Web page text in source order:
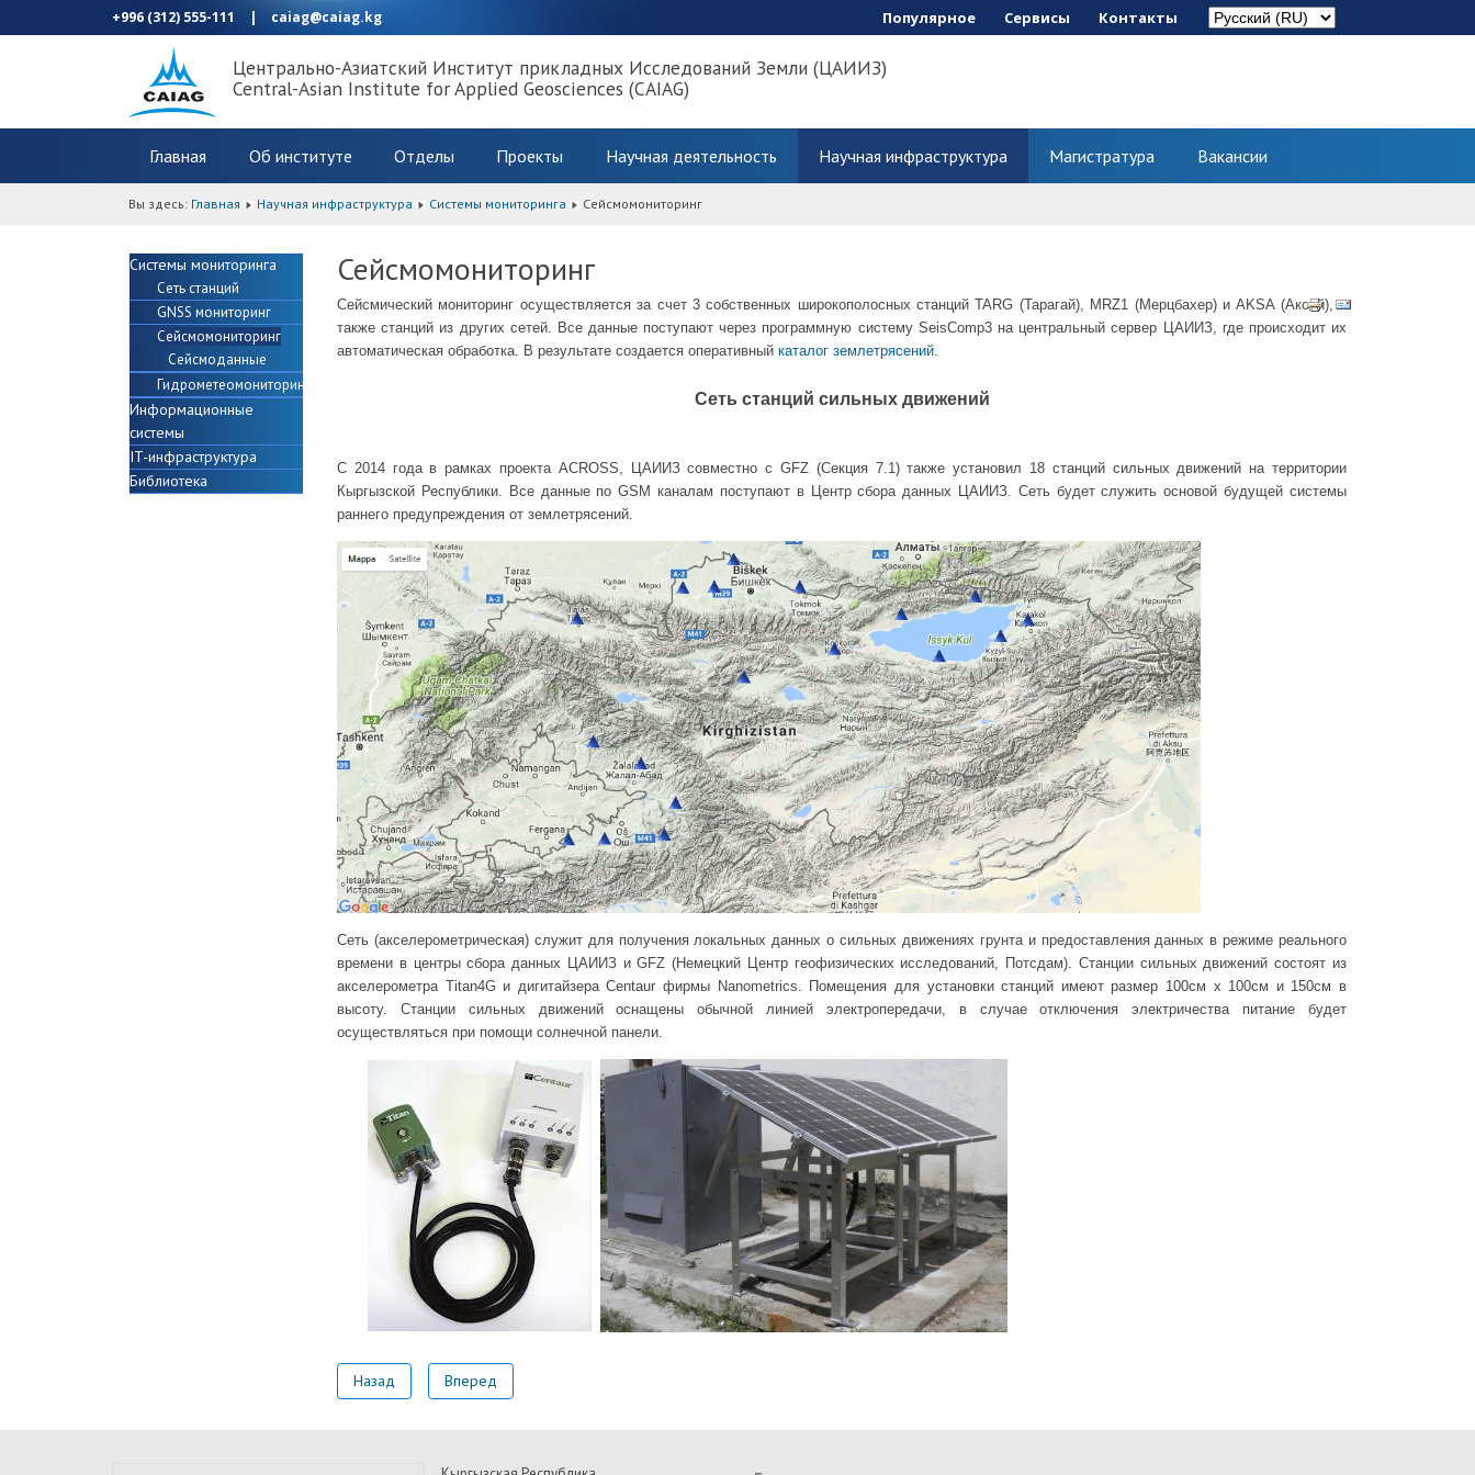
+996 (312) 555-111 | caiag@caiag.kg Популярное Сервисы Контакты
Центрально-Азиатский Институт прикладных Исследований Земли (ЦАИИЗ)
Central-Asian Institute for Applied Geosciences (CAIAG)
Главная Об институте Отделы Проекты Научная деятельность Научная инфраструктура Магистратура Вакансии
Вы здесь: Главная Научная инфраструктура Системы мониторинга Сейсмомониторинг
Системы мониторинга
Сеть станций
GNSS мониторинг
Сейсмомониторинг
Сейсмоданные
Гидрометеомониторинг
Информационные
системы
IT-инфраструктура
Библиотека
Сейсмомониторинг
Сейсмический мониторинг осуществляется за счет 3 собственных широкополосных станций TARG (Тарагай), MRZ1 (Мерцбахер) и AKSA (Аксай), а
также станций из других сетей. Все данные поступают через программную систему SeisComp3 на центральный сервер ЦАИИЗ, где происходит их
автоматическая обработка. В результате создается оперативный каталог землетрясений
Сеть станций сильных движений
С 2014 года в рамках проекта ACROSS, ЦАИИЗ совместно с GFZ (Секция 7.1) также установил 18 станций сильных движений на территории
Кыргызской Республики. Все данные по GSM каналам поступают в Центр сбора данных ЦАИИЗ. Сеть будет служить основой будущей системы
раннего предупреждения от землетрясений.
Сеть (акселерометрическая) служит для получения локальных данных о сильных движениях грунта и предоставления данных в режиме реального
времени в центры сбора данных ЦАИИЗ и GFZ (Немецкий Центр геофизических исследований, Потсдам). Станции сильных движений состоят из
акселерометра Titan4G и дигитайзера Centaur фирмы Nanometrics. Помещения для установки станций имеют размер 100см х 100см и 150см в
высоту. Станции сильных движений оснащены обычной линией электропередачи, в случае отключения электричества питание будет
осуществляться при помощи солнечной панели.
Назад Вперед